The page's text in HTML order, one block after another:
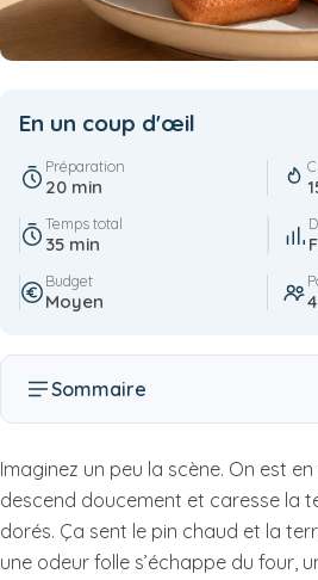
En un coup d'œil
Préparation
20 min
Temps total
35 min
Budget
Moyen
Sommaire
Imaginez un peu la scène. On est
descend doucement et caresse la
dorés. Ça sent le pin chaud et la
une odeur folle s’échappe du four,